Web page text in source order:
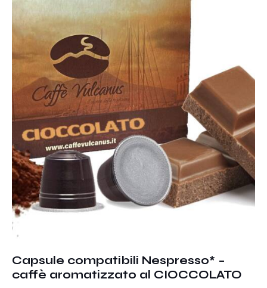
Capsule compatibili Nespresso* –
caffè aromatizzato al CIOCCOLATO